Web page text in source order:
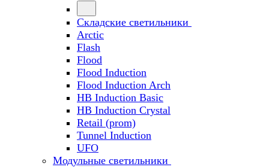
Складские светильники
Arctic
Flash
Flood
Flood Induction
Flood Induction Arch
HB Induction Basic
HB Induction Crystal
Retail (prom)
Tunnel Induction
UFO
Модульные светильники